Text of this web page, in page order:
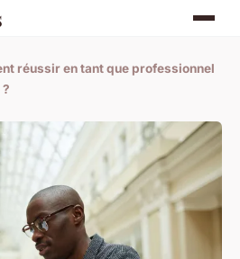
réussir en tant que professionnel